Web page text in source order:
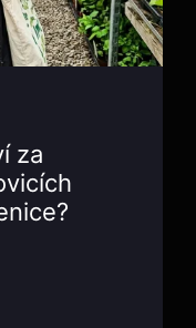
za